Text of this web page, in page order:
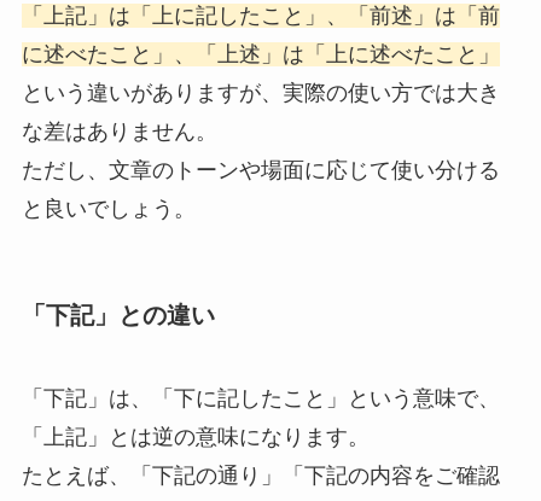
「上記」は「上に記したこと」、「前述」は「前
に述べたこと」、「上述」は「上に述べたこと」
という違いがありますが、実際の使い方では大き
な差はありません。
ただし、文章のトーンや場面に応じて使い分ける
と良いでしょう。
「下記」との違い
「下記」は、「下に記したこと」という意味で、
「上記」とは逆の意味になります。
たとえば、「下記の通り」「下記の内容をご確認